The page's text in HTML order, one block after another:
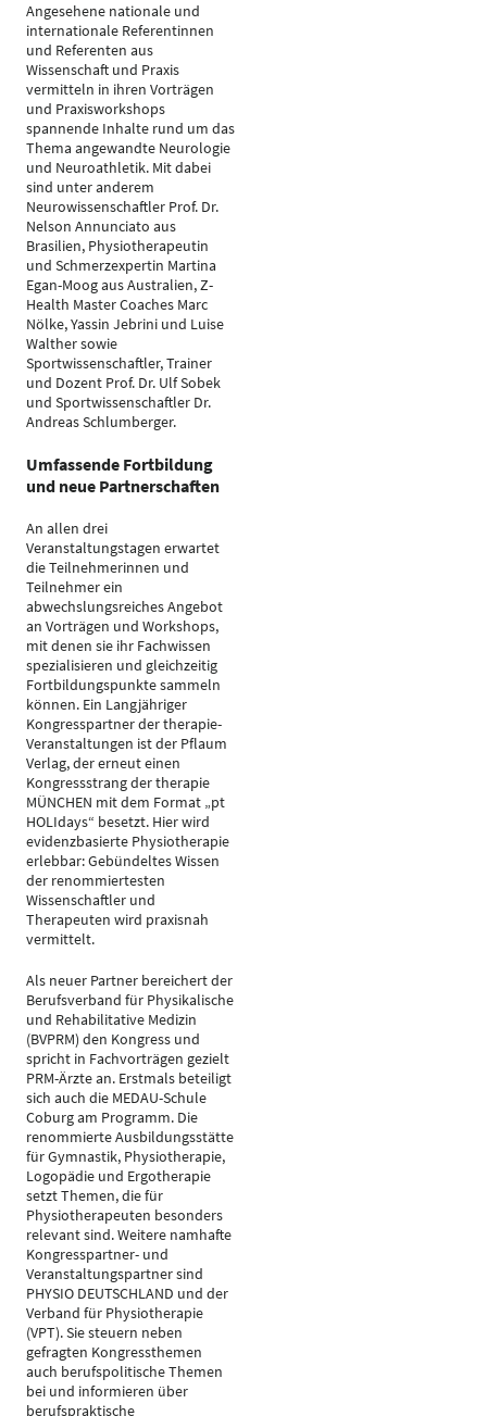
Angesehene nationale und
internationale Referentinnen
und Referenten aus
Wissenschaft und Praxis
vermitteln in ihren Vorträgen
und Praxisworkshops
spannende Inhalte rund um das
Thema angewandte Neurologie
und Neuroathletik. Mit dabei
sind unter anderem
Neurowissenschaftler Prof. Dr.
Nelson Annunciato aus
Brasilien, Physiotherapeutin
und Schmerzexpertin Martina
Egan-Moog aus Australien, Z-
Health Master Coaches Marc
Nölke, Yassin Jebrini und Luise
Walther sowie
Sportwissenschaftler, Trainer
und Dozent Prof. Dr. Ulf Sobek
und Sportwissenschaftler Dr.
Andreas Schlumberger.
Umfassende Fortbildung
und neue Partnerschaften
An allen drei
Veranstaltungstagen erwartet
die Teilnehmerinnen und
Teilnehmer ein
abwechslungsreiches Angebot
an Vorträgen und Workshops,
mit denen sie ihr Fachwissen
spezialisieren und gleichzeitig
Fortbildungspunkte sammeln
können. Ein Langjähriger
Kongresspartner der therapie-
Veranstaltungen ist der Pflaum
Verlag, der erneut einen
Kongressstrang der therapie
MÜNCHEN mit dem Format „pt
HOLIdays“ besetzt. Hier wird
evidenzbasierte Physiotherapie
erlebbar: Gebündeltes Wissen
der renommiertesten
Wissenschaftler und
Therapeuten wird praxisnah
vermittelt.
Als neuer Partner bereichert der
Berufsverband für Physikalische
und Rehabilitative Medizin
(BVPRM) den Kongress und
spricht in Fachvorträgen gezielt
PRM-Ärzte an. Erstmals beteiligt
sich auch die MEDAU-Schule
Coburg am Programm. Die
renommierte Ausbildungsstätte
für Gymnastik, Physiotherapie,
Logopädie und Ergotherapie
setzt Themen, die für
Physiotherapeuten besonders
relevant sind. Weitere namhafte
Kongresspartner- und
Veranstaltungspartner sind
PHYSIO DEUTSCHLAND und der
Verband für Physiotherapie
(VPT). Sie steuern neben
gefragten Kongressthemen
auch berufspolitische Themen
bei und informieren über
berufspraktische